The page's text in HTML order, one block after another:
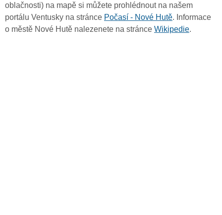
oblačnosti) na mapě si můžete prohlédnout na našem
portálu Ventusky na stránce Počasí - Nové Hutě. Informace
o městě Nové Hutě nalezenete na stránce Wikipedie.